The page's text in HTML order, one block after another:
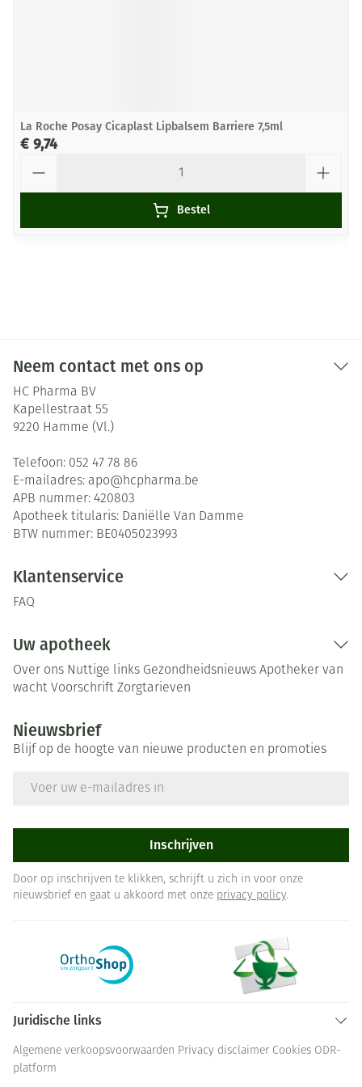
La Roche Posay Cicaplast Lipbalsem Barriere 7,5ml
€ 9,74
Bestel
Neem contact met ons op
HC Pharma BV
Kapellestraat 55
9220 Hamme (Vl.)
Telefoon: 052 47 78 86
E-mailadres: apo@hcpharma.be
APB nummer: 420803
Apotheek titularis: Daniëlle Van Damme
BTW nummer: BE0405023993
Klantenservice
FAQ
Uw apotheek
Over ons Nuttige links Gezondheidsnieuws Apotheker van
wacht Voorschrift Zorgtarieven
Nieuwsbrief
Blijf op de hoogte van nieuwe producten en promoties
Inschrijven
Door op inschrijven te klikken, schrijft u zich in voor onze
nieuwsbrief en gaat u akkoord met onze privacy policy.
Juridische links
Algemene verkoopsvoorwaarden Privacy disclaimer Cookies ODR-
platform